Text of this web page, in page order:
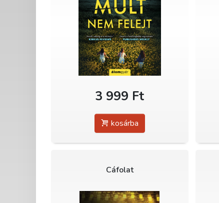
3 999 Ft
kosárba
Cáfolat